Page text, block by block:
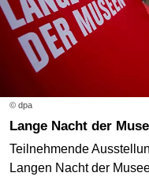
© dpa
Lange Nacht der
Teilnehmende
Langen Nacht der